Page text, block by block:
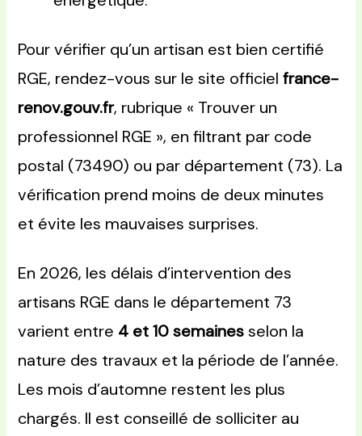
Pour vérifier qu’un artisan est bien certifié
RGE, rendez-vous sur le site officielfrance-
renov.gouv.fr, rubrique « Trouver un
professionnel RGE », en filtrant par code
postal (73490) ou par département (73). La
vérification prend moins de deux minutes
et évite les mauvaises surprises.
En 2026, les délais d’intervention des
artisans RGE dans le département 73
varient entre 4 et 10 semainesselon la
nature des travaux et la période de l’année.
Les mois d’automne restent les plus
chargés. Il est conseillé de solliciter au